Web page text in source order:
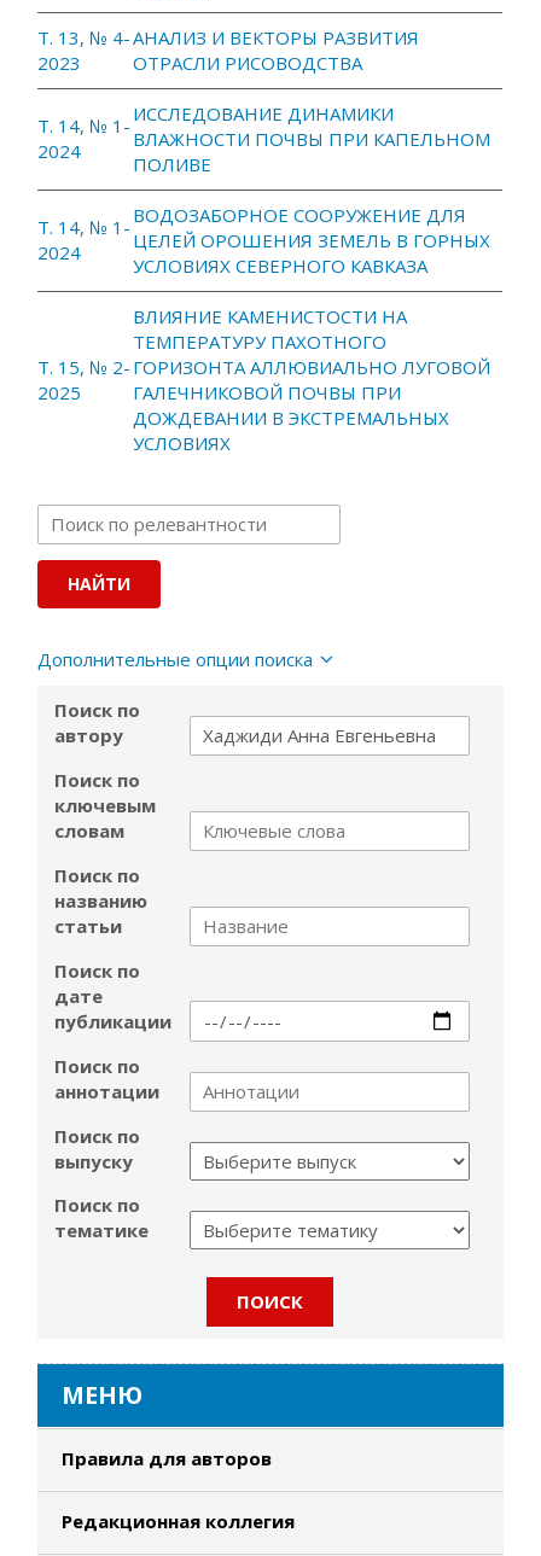
Т. 13, № 4-
2023
АНАЛИЗ И ВЕКТОРЫ РАЗВИТИЯ
ОТРАСЛИ РИСОВОДСТВА
Т. 14, № 1-
2024
ИССЛЕДОВАНИЕ ДИНАМИКИ
ВЛАЖНОСТИ ПОЧВЫ ПРИ КАПЕЛЬНОМ
ПОЛИВЕ
Т. 14, № 1-
2024
ВОДОЗАБОРНОЕ СООРУЖЕНИЕ ДЛЯ
ЦЕЛЕЙ ОРОШЕНИЯ ЗЕМЕЛЬ В ГОРНЫХ
УСЛОВИЯХ СЕВЕРНОГО КАВКАЗА
Т. 15, № 2-
2025
ВЛИЯНИЕ КАМЕНИСТОСТИ НА
ТЕМПЕРАТУРУ ПАХОТНОГО
ГОРИЗОНТА АЛЛЮВИАЛЬНО ЛУГОВОЙ
ГАЛЕЧНИКОВОЙ ПОЧВЫ ПРИ
ДОЖДЕВАНИИ В ЭКСТРЕМАЛЬНЫХ
УСЛОВИЯХ
Дополнительные опции поиска
Поиск по
автору
Поиск по
ключевым
словам
Поиск по
названию
статьи
Поиск по
дате
публикации
Поиск по
аннотации
Поиск по
выпуску
Поиск по
тематике
МЕНЮ
Правила для авторов
Редакционная коллегия